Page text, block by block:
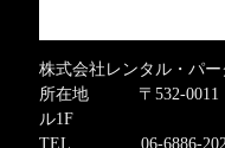
株式会社レンタル・パー
所在地 〒532-0011
ル1F
TEL 06-6886-